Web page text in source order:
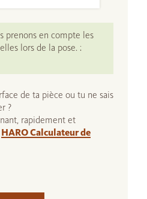
prenons en compte les
lors de la pose. :
de ta pièce ou tu ne sais
?
rapidement et
HARO Calculateur de